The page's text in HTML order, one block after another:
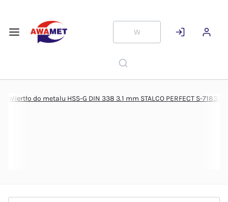
Wiertło do metalu HSS-G DIN 338 3.1 mm STALCO PERFECT S-71835